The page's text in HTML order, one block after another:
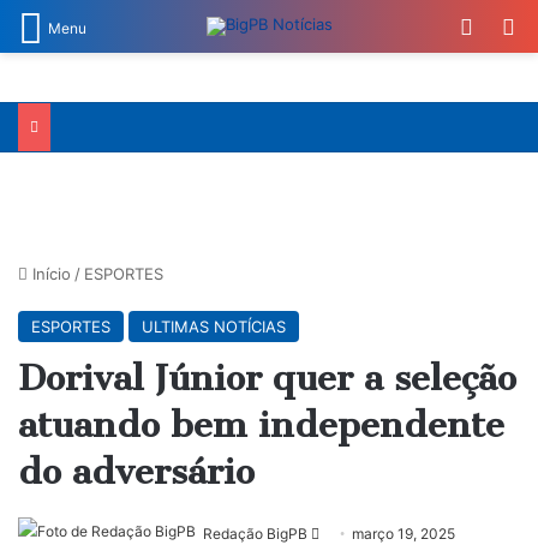
Menu
Início / ESPORTES
ESPORTES ULTIMAS NOTÍCIAS
Dorival Júnior quer a seleção
atuando bem independente
do adversário
Redação BigPB
Mandemarço 19, 2025